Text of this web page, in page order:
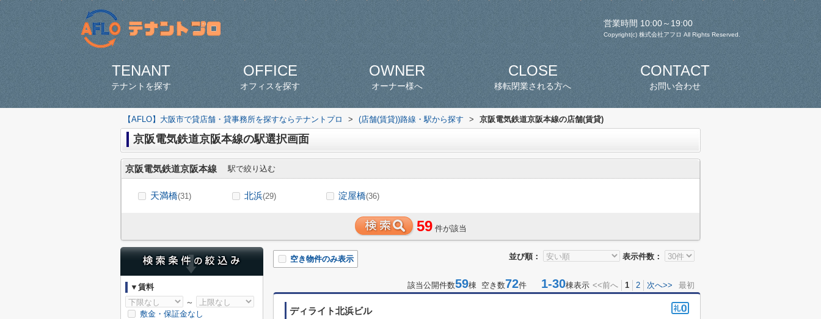
営業時間 10:00～19:00
Copyright(c) 株式会社アフロ All Rights Reserved.
TENANT
テナントを探す
OFFICE
オフィスを探す
OWNER
オーナー様へ
CLOSE
移転閉業される方へ
CONTACT
お問い合わせ
【AFLO】大阪市で貸店舗・貸事務所を探すならテナントプロ > (店舗(賃貸))路線・駅から探す > 京阪電気鉄道京阪本線の店舗(賃貸)
京阪電気鉄道京阪本線の駅選択画面
京阪電気鉄道京阪本線 駅で絞り込む
天満橋(31) 北浜(29) 淀屋橋(36)
59 件が該当
並び順： 表示件数：
空き物件のみ表示
該当公開件数59棟 空き数72件 1-30棟表示 <<前へ 1 2 次へ>> 最初
ディライト北浜ビル
▼賃料
～
敷金・保証金なし